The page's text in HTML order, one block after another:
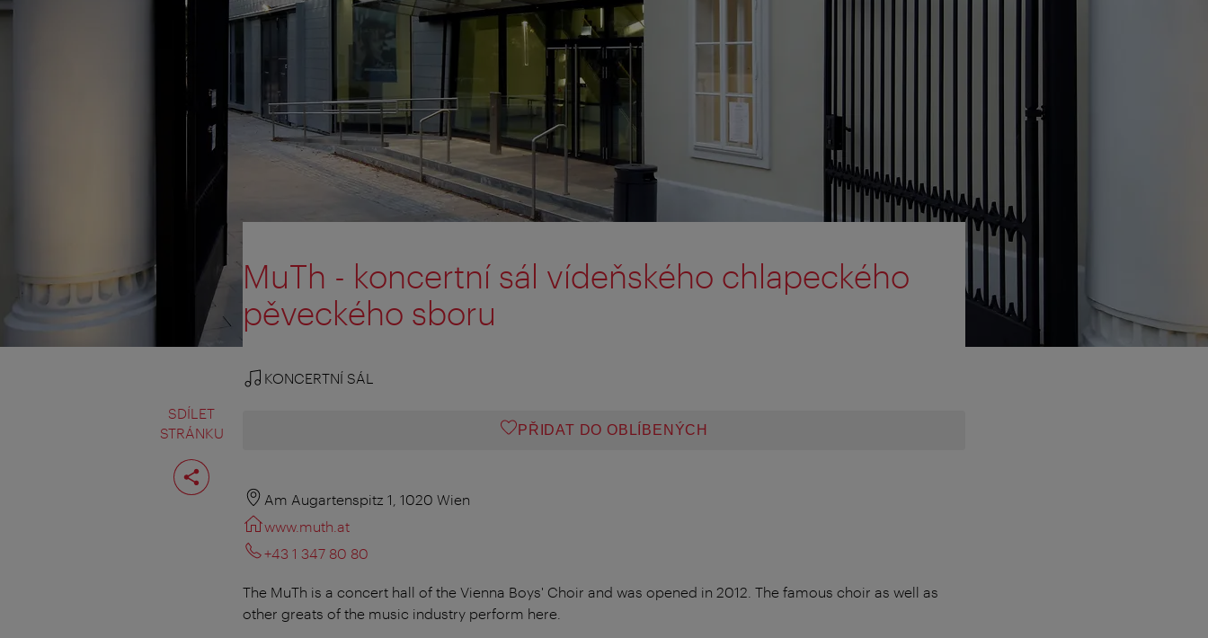
SDÍLET
STRÁNKU
Rozdělit
stranu
MuTh - koncertní sál vídeňského chlapeckého
pěveckého sboru
KONCERTNÍ SÁL
PŘIDAT DO OBLÍBENÝCH
Am Augartenspitz 1, 1020 Wien
www.muth.at
+43 1 347 80 80
The MuTh is a concert hall of the Vienna Boys' Choir and was opened in 2012. The famous choir as well as
other greats of the music industry perform here.